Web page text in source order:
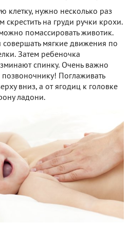
клетку, нужно несколько раз
скрестить на груди ручки крохи.
помассировать животик.
мягкие движения по
Затем ребеночка
спинку. Очень важно
позвоночнику! Поглаживать
вниз, а от ягодиц к головке
ладони.